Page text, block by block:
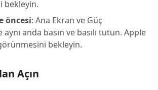
bekleyin.
öncesi: Ana Ekran ve Güç
anda basın ve basılı tutun. Apple
bekleyin.
Açın